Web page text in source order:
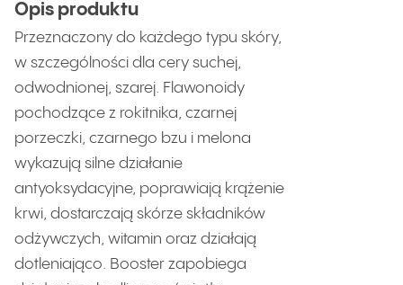
Opis produktu
Przeznaczony do każdego typu skóry,
w szczególności dla cery suchej,
odwodnionej, szarej. Flawonoidy
pochodzące z rokitnika, czarnej
porzeczki, czarnego bzu i melona
wykazują silne działanie
antyoksydacyjne, poprawiają krążenie
krwi, dostarczają skórze składników
odżywczych, witamin oraz działają
dotleniająco. Booster zapobiega